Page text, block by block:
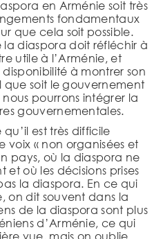
en Arménie soit très
fondamentaux
que cela soit possible.
diaspora doit réfléchir à
utile à l’Arménie, et
à montrer son
soit le gouvernement
pourrons intégrer la
gouvernementales.
est très difficile
voix « non organisées et
pays, où la diaspora ne
où les décisions prises
la diaspora. En ce qui
on dit souvent dans la
de la diaspora sont plus
d’Arménie, ce qui